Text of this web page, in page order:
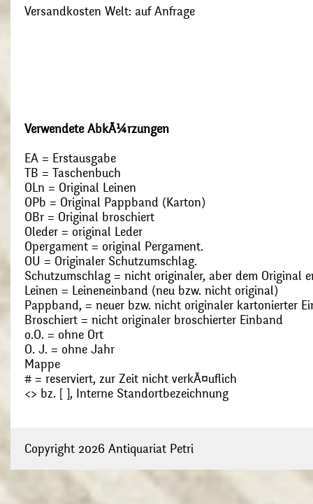
Versandkosten Welt: auf Anfrage
Verwendete AbkÃ¼rzungen
EA = Erstausgabe
TB = Taschenbuch
OLn = Original Leinen
OPb = Original Pappband (Karton)
OBr = Original broschiert
Oleder = original Leder
Opergament = original Pergament.
OU = Originaler Schutzumschlag.
Schutzumschlag = nicht originaler, aber dem Original
Leinen = Leineneinband (neu bzw. nicht original)
Pappband, = neuer bzw. nicht originaler kartonierter
Broschiert = nicht originaler broschierter Einband
o.O. = ohne Ort
O. J. = ohne Jahr
Mappe
# = reserviert, zur Zeit nicht verkÃ¤uflich
<> bz. [ ], Interne Standortbezeichnung
Copyright 2026 Antiquariat Petri